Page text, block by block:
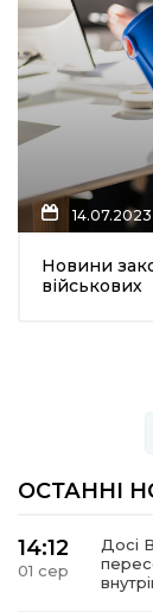
14.07.2023
Новини
військових
ОСТАННІ
14:12
01 сер
Досі